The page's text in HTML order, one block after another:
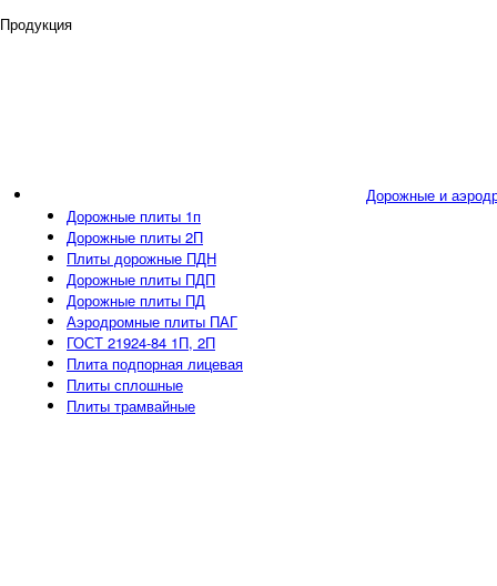
Продукция
Дорожные и
Дорожные плиты 1п
Дорожные плиты 2П
Плиты дорожные ПДН
Дорожные плиты ПДП
Дорожные плиты ПД
Аэродромные плиты ПАГ
ГОСТ 21924-84 1П, 2П
Плита подпорная лицевая
Плиты сплошные
Плиты трамвайные